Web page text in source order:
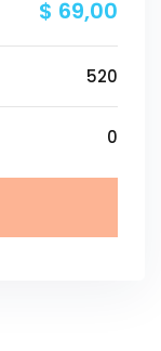
$ 69,00
520
0